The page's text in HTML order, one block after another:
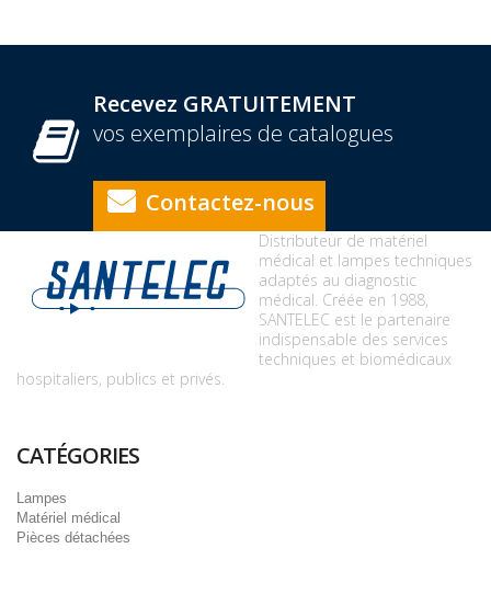
Recevez GRATUITEMENT
vos exemplaires de catalogues
Contactez-nous
Distributeur de matériel
médical et lampes techniques
adaptés au diagnostic
médical. Créée en 1988,
SANTELEC est le partenaire
indispensable des services
techniques et biomédicaux
hospitaliers, publics et privés.
CATÉGORIES
Lampes
Matériel médical
Pièces détachées